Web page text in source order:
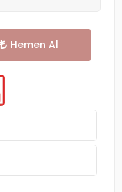
Hemen Al